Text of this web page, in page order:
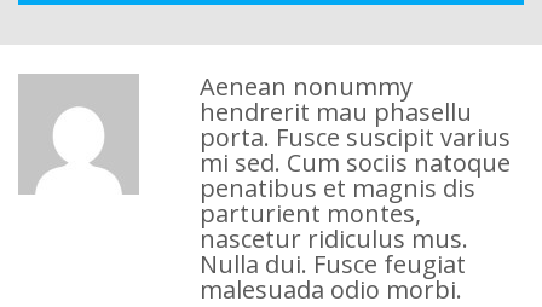
Aenean nonummy
hendrerit mau phasellu
porta. Fusce suscipit varius
mi sed. Cum sociis natoque
penatibus et magnis dis
parturient montes,
nascetur ridiculus mus.
Nulla dui. Fusce feugiat
malesuada odio morbi.